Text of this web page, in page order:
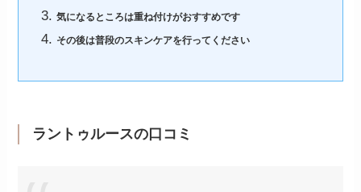
気になるところは重ね付けがおすすめです
その後は普段のスキンケアを行ってください
ラントゥルースの口コミ